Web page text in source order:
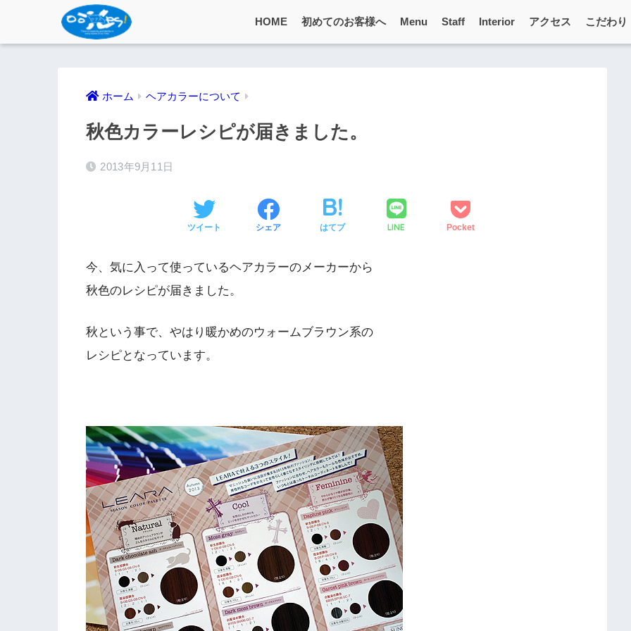
HOME 初めてのお客様へ Menu Staff Interior アクセス こだわり
ホーム ヘアカラーについて
秋色カラーレシピが届きました。
2013年9月11日
ツイート シェア はてブ LINE Pocket
今、気に入って使っているヘアカラーのメーカーから
秋色のレシピが届きました。
秋という事で、やはり暖かめのウォームブラウン系の
レシピとなっています。